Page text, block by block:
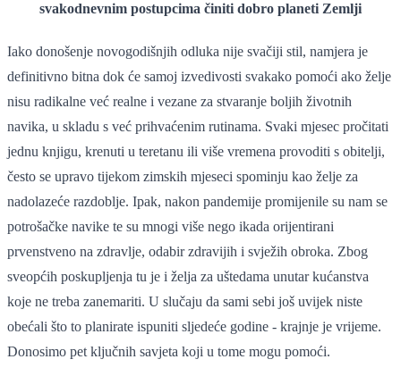
svakodnevnim postupcima činiti dobro planeti Zemlji
Iako donošenje novogodišnjih odluka nije svačiji stil, namjera je
definitivno bitna dok će samoj izvedivosti svakako pomoći ako želje
nisu radikalne već realne i vezane za stvaranje boljih životnih
navika, u skladu s već prihvaćenim rutinama. Svaki mjesec pročitati
jednu knjigu, krenuti u teretanu ili više vremena provoditi s obitelji,
često se upravo tijekom zimskih mjeseci spominju kao želje za
nadolazeće razdoblje. Ipak, nakon pandemije promijenile su nam se
potrošačke navike te su mnogi više nego ikada orijentirani
prvenstveno na zdravlje, odabir zdravijih i svježih obroka. Zbog
sveopćih poskupljenja tu je i želja za uštedama unutar kućanstva
koje ne treba zanemariti. U slučaju da sami sebi još uvijek niste
obećali što to planirate ispuniti sljedeće godine - krajnje je vrijeme.
Donosimo pet ključnih savjeta koji u tome mogu pomoći.